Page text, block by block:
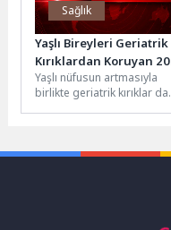
Sağlık
Yaşlı Bireyleri Geriatrik
Kırıklardan Koruyan 20
Öneri
Yaşlı nüfusun artmasıyla
birlikte geriatrik kırıklar da